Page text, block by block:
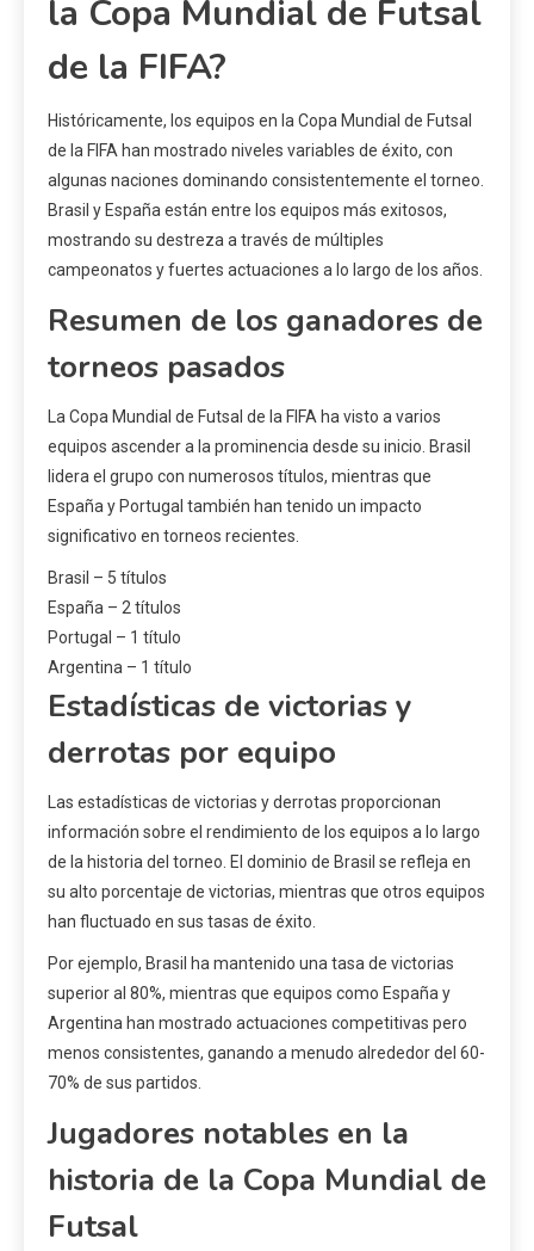
la Copa Mundial de Futsal
de la FIFA?
Históricamente, los equipos en la Copa Mundial de Futsal
de la FIFA han mostrado niveles variables de éxito, con
algunas naciones dominando consistentemente el torneo.
Brasil y España están entre los equipos más exitosos,
mostrando su destreza a través de múltiples
campeonatos y fuertes actuaciones a lo largo de los años.
Resumen de los ganadores de
torneos pasados
La Copa Mundial de Futsal de la FIFA ha visto a varios
equipos ascender a la prominencia desde su inicio. Brasil
lidera el grupo con numerosos títulos, mientras que
España y Portugal también han tenido un impacto
significativo en torneos recientes.
Brasil – 5 títulos
España – 2 títulos
Portugal – 1 título
Argentina – 1 título
Estadísticas de victorias y
derrotas por equipo
Las estadísticas de victorias y derrotas proporcionan
información sobre el rendimiento de los equipos a lo largo
de la historia del torneo. El dominio de Brasil se refleja en
su alto porcentaje de victorias, mientras que otros equipos
han fluctuado en sus tasas de éxito.
Por ejemplo, Brasil ha mantenido una tasa de victorias
superior al 80%, mientras que equipos como España y
Argentina han mostrado actuaciones competitivas pero
menos consistentes, ganando a menudo alrededor del 60-
70% de sus partidos.
Jugadores notables en la
historia de la Copa Mundial de
Futsal